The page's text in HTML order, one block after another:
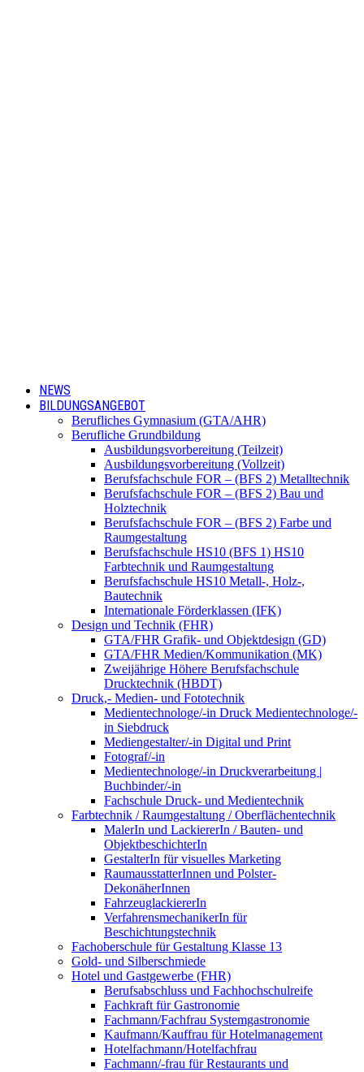
NEWS
BILDUNGSANGEBOT
Berufliches Gymnasium (GTA/AHR)
Berufliche Grundbildung
Ausbildungsvorbereitung (Teilzeit)
Ausbildungsvorbereitung (Vollzeit)
Berufsfachschule FOR – (BFS 2) Metalltechnik
Berufsfachschule FOR – (BFS 2) Bau und
Holztechnik
Berufsfachschule FOR – (BFS 2) Farbe und
Raumgestaltung
Berufsfachschule HS10 (BFS 1) HS10
Farbtechnik und Raumgestaltung
Berufsfachschule HS10 Metall-, Holz-,
Bautechnik
Internationale Förderklassen (IFK)
Design und Technik (FHR)
GTA/FHR Grafik- und Objektdesign (GD)
GTA/FHR Medien/Kommunikation (MK)
Zweijährige Höhere Berufsfachschule
Drucktechnik (HBDT)
Druck,- Medien- und Fototechnik
Medientechnologe/-in Druck Medientechnologe/-
in Siebdruck
Mediengestalter/-in Digital und Print
Fotograf/-in
Medientechnologe/-in Druckverarbeitung |
Buchbinder/-in
Fachschule Druck- und Medientechnik
Farbtechnik / Raumgestaltung / Oberflächentechnik
MalerIn und LackiererIn / Bauten- und
ObjektbeschichterIn
GestalterIn für visuelles Marketing
RaumausstatterInnen und Polster-
DekonäherInnen
FahrzeuglackiererIn
VerfahrensmechanikerIn für
Beschichtungstechnik
Fachoberschule für Gestaltung Klasse 13
Gold- und Silberschmiede
Hotel und Gastgewerbe (FHR)
Berufsabschluss und Fachhochschulreife
Fachkraft für Gastronomie
Fachmann/Fachfrau Systemgastronomie
Kaufmann/Kauffrau für Hotelmanagement
Hotelfachmann/Hotelfachfrau
Fachmann/-frau für Restaurants und